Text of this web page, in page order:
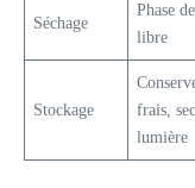
Séchage
Phase
libre
Stockage
frais,
lumière